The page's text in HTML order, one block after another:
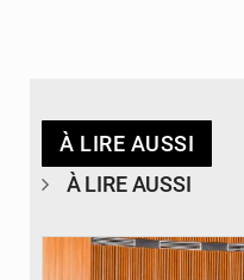
À LIRE AUSSI
À LIRE AUSSI